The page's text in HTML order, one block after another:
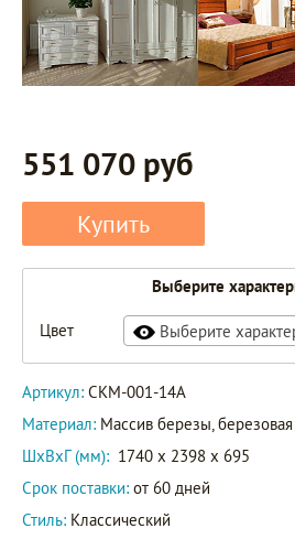
551 070 руб
Купить
Выберите
Цвет Выберите
Артикул: СКМ-001-14А
Материал: Массив березы,
ШxВxГ (мм): 1740 x 2398 x 695
Срок поставки: от 60 дней
Стиль: Классический